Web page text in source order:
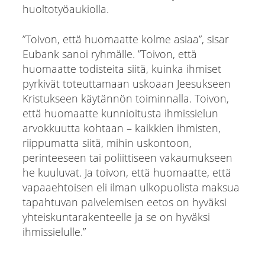
huoltotyöaukiolla.
”Toivon, että huomaatte kolme asiaa”, sisar
Eubank sanoi ryhmälle. ”Toivon, että
huomaatte todisteita siitä, kuinka ihmiset
pyrkivät toteuttamaan uskoaan Jeesukseen
Kristukseen käytännön toiminnalla. Toivon,
että huomaatte kunnioitusta ihmissielun
arvokkuutta kohtaan – kaikkien ihmisten,
riippumatta siitä, mihin uskontoon,
perinteeseen tai poliittiseen vakaumukseen
he kuuluvat. Ja toivon, että huomaatte, että
vapaaehtoisen eli ilman ulkopuolista maksua
tapahtuvan palvelemisen eetos on hyväksi
yhteiskuntarakenteelle ja se on hyväksi
ihmissielulle.”